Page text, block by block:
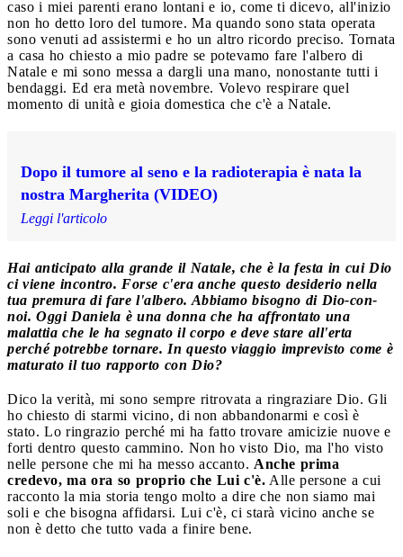
caso i miei parenti erano lontani e io, come ti dicevo, all'inizio
non ho detto loro del tumore. Ma quando sono stata operata
sono venuti ad assistermi e ho un altro ricordo preciso. Tornata
a casa ho chiesto a mio padre se potevamo fare l'albero di
Natale e mi sono messa a dargli una mano, nonostante tutti i
bendaggi. Ed era metà novembre. Volevo respirare quel
momento di unità e gioia domestica che c'è a Natale.
Dopo il tumore al seno e la radioterapia è nata la
nostra Margherita (VIDEO)
Leggi l'articolo
Hai anticipato alla grande il Natale, che è la festa in cui Dio
ci viene incontro. Forse c'era anche questo desiderio nella
tua premura di fare l'albero. Abbiamo bisogno di Dio-con-
noi. Oggi Daniela è una donna che ha affrontato una
malattia che le ha segnato il corpo e deve stare all'erta
perché potrebbe tornare. In questo viaggio imprevisto come è
maturato il tuo rapporto con Dio?
Dico la verità, mi sono sempre ritrovata a ringraziare Dio. Gli
ho chiesto di starmi vicino, di non abbandonarmi e così è
stato. Lo ringrazio perché mi ha fatto trovare amicizie nuove e
forti dentro questo cammino. Non ho visto Dio, ma l'ho visto
nelle persone che mi ha messo accanto. Anche prima
credevo, ma ora so proprio che Lui c'è. Alle persone a cui
racconto la mia storia tengo molto a dire che non siamo mai
soli e che bisogna affidarsi. Lui c'è, ci starà vicino anche se
non è detto che tutto vada a finire bene.